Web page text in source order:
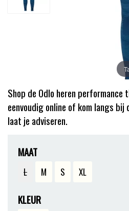
Shop de Odlo heren performance
eenvoudig online of kom langs bij
laat je adviseren.
MAAT
L M S XL
KLEUR